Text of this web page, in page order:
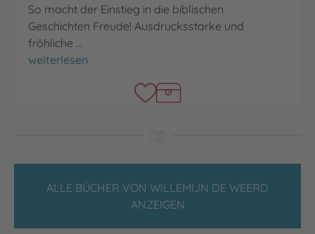
So macht der Einstieg in die biblischen
Geschichten Freude! Ausdrucksstarke und
fröhliche …
Die Kinderbibel
weiterlesen
ALLE BÜCHER VON WILLEMIJN DE WEERD
ANZEIGEN